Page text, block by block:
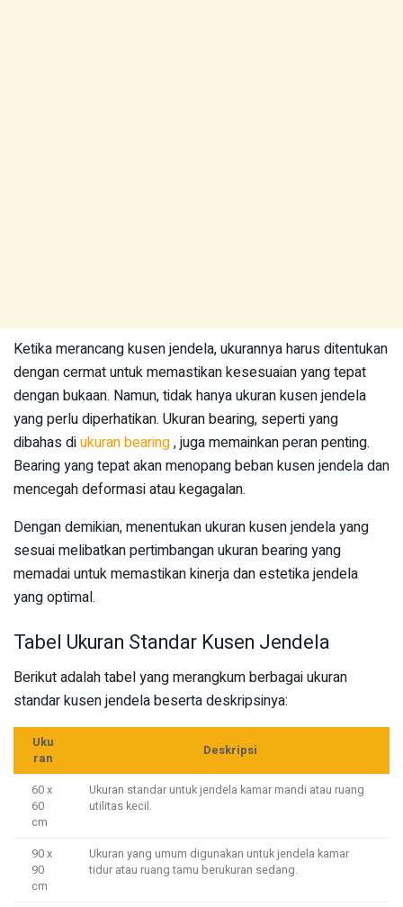
Ketika merancang kusen jendela, ukurannya harus ditentukan
dengan cermat untuk memastikan kesesuaian yang tepat
dengan bukaan. Namun, tidak hanya ukuran kusen jendela
yang perlu diperhatikan. Ukuran bearing, seperti yang
dibahas diukuran bearing, juga memainkan peran penting.
Bearing yang tepat akan menopang beban kusen jendela dan
mencegah deformasi atau kegagalan.
Dengan demikian, menentukan ukuran kusen jendela yang
sesuai melibatkan pertimbangan ukuran bearing yang
memadai untuk memastikan kinerja dan estetika jendela
yang optimal.
Tabel Ukuran Standar Kusen Jendela
Berikut adalah tabel yang merangkum berbagai ukuran
standar kusen jendela beserta deskripsinya:
Uku
ran
Deskripsi
60 x
60
cm
Ukuran standar untuk jendela kamar mandi atau ruang
utilitas kecil.
90 x
90
cm
Ukuran yang umum digunakan untuk jendela kamar
tidur atau ruang tamu berukuran sedang.